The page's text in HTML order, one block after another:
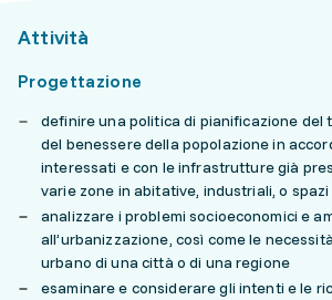
Attività
Progettazione
definire una politica di pianificazione del
del benessere della popolazione in
interessati e con le infrastrutture già
varie zone in abitative, industriali, o
analizzare i problemi socioeconomici e
all’urbanizzazione, così come le
urbano di una città o di una regione
esaminare e considerare gli intenti e le